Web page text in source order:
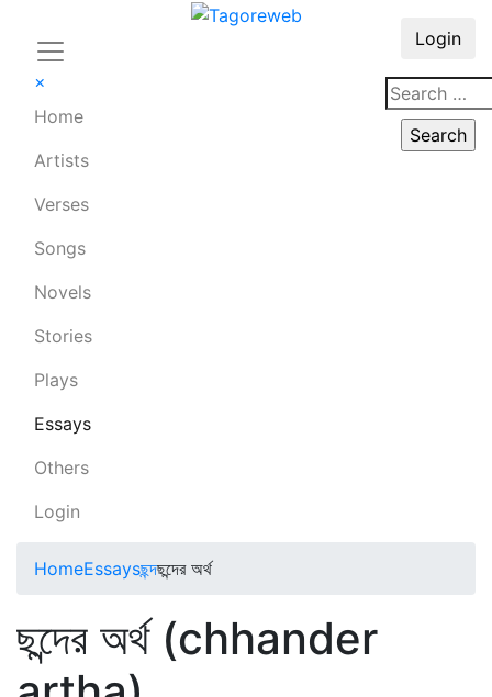
×
Home
Artists
Verses
Songs
Novels
Stories
Plays
Essays
Others
Login
Login
HomeEssaysছন্দছন্দের অর্থ
ছন্দের অর্থ (chhander